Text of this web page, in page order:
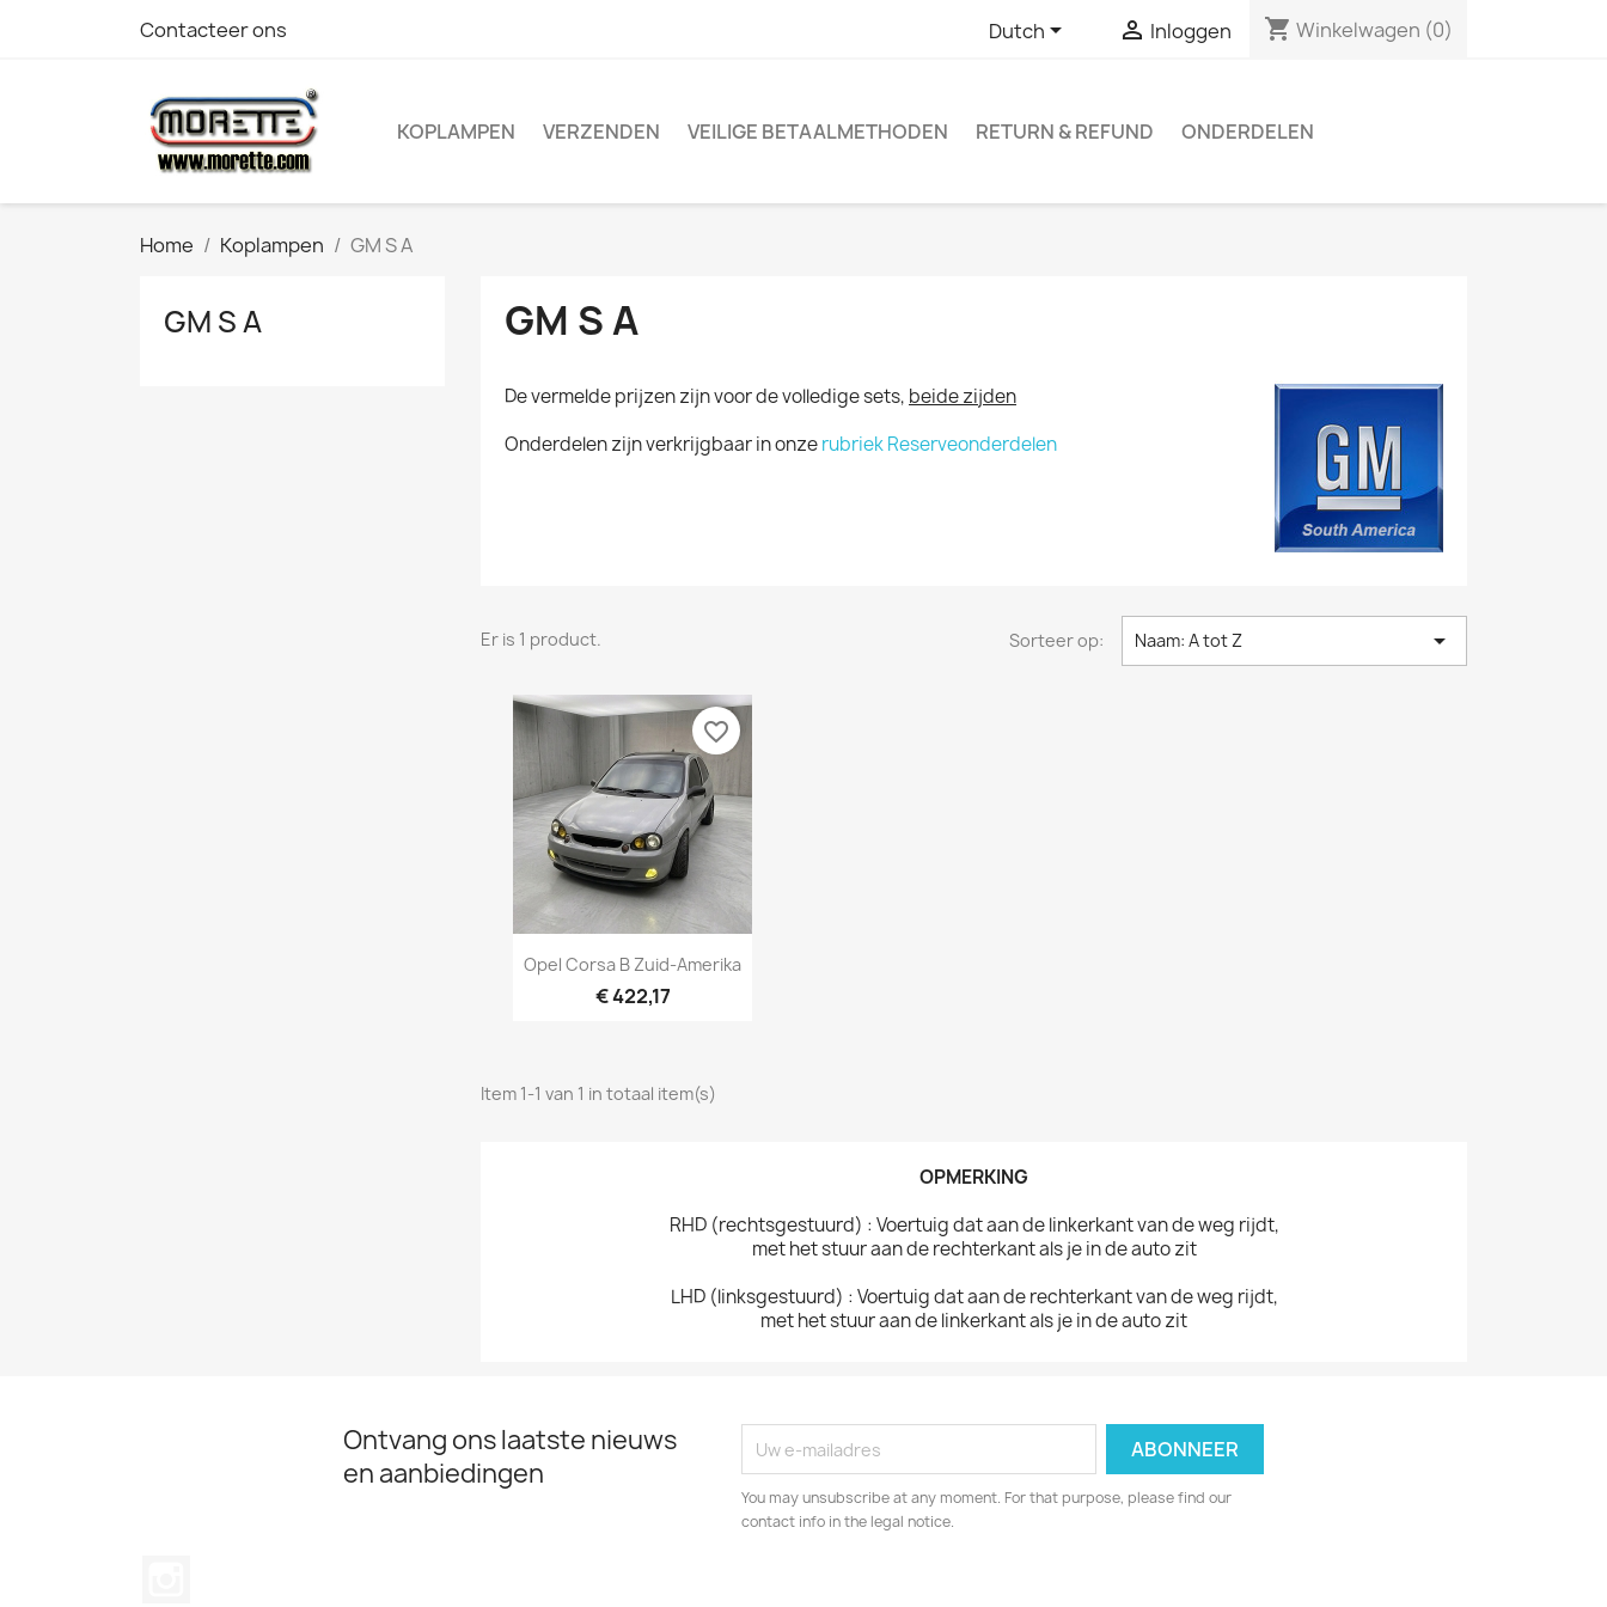
Contacteer ons Dutch  Inloggen shopping_cart Winkelwagen (0)
KOPLAMPEN VERZENDEN VEILIGE BETAALMETHODEN RETURN & REFUND ONDERDELEN
Home Koplampen GM S A
GM S A GM S A
De vermelde prijzen zijn voor de volledige sets, beide zijden
Onderdelen zijn verkrijgbaar in onzerubriek Reserveonderdelen
Er is 1 product. Sorteer op: Naam: A tot Z 
Snel bekijken
Opel Corsa B Zuid-Amerika
€ 422,17
favorite_border
Item 1-1 van 1 in totaal item(s)
OPMERKING
RHD (rechtsgestuurd) : Voertuig dat aan de linkerkant van deweg rijdt,
met het stuur aan de rechterkant als je in de auto zit
LHD (linksgestuurd) : Voertuig dat aan de rechterkant van deweg rijdt,
met het stuur aan de linkerkant als je in de auto zit
Ontvang ons laatste nieuws
en aanbiedingen
You may unsubscribe at any moment. For that purpose, please find our
contact info in the legal notice.